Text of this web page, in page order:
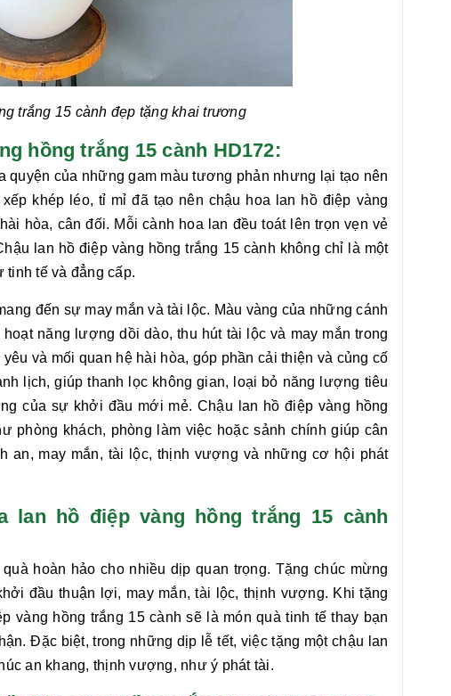
trắng 15 cành đẹp tặng khai trương
hồng trắng 15 cành HD172:
quyện của những gam màu tương phản nhưng lại tạo nên
khép léo, tỉ mỉ đã tạo nên chậu hoa
lan hồ điệp vàng
hòa, cân đối. Mỗi cành hoa lan đều toát lên trọn vẹn vẻ
lan hồ điệp vàng hồng trắng 15 cành không chỉ là một
tinh tế và đẳng cấp.
đến sự may mắn và tài lộc. Màu vàng của những cánh
năng lượng dồi dào, thu hút tài lộc và may mắn trong
và mối quan hệ hài hòa, góp phần cải thiện và củng cố
lịch, giúp thanh lọc không gian, loại bỏ năng lượng tiêu
của sự khởi đầu mới mẻ. Chậu
lan hồ điệp vàng hồng
phòng khách, phòng làm việc hoặc sảnh chính giúp cân
an, may mắn, tài lộc, thịnh vượng và những cơ hội phát
lan hồ điệp vàng hồng trắng 15 cành
quà hoàn hảo cho nhiều dịp quan trọng. Tặng chúc mừng
đầu thuận lợi, may mắn, tài lộc, thịnh vượng. Khi tặng
vàng hồng trắng 15 cành sẽ là món quà tinh tế thay bạn
Đặc biệt, trong những dịp lễ tết, việc tặng một chậu lan
an khang, thịnh vượng, như ý phát tài.